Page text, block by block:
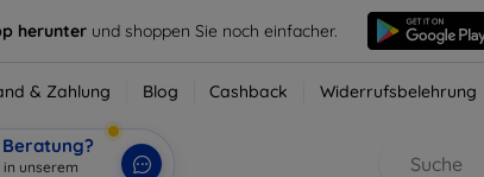
herunter und shoppen Sie noch einfacher.
& Zahlung Blog Cashback Widerrufsbelehrung
unserem